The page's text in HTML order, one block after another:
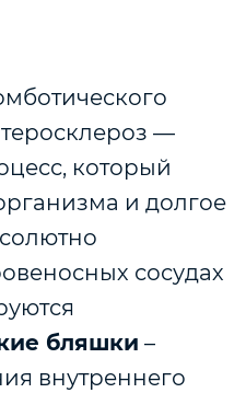
—
который
и долгое
сосудах
бляшки –
внутреннего